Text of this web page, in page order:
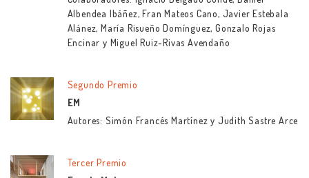
Albendea Ibáñez, Fran Mateos Cano, Javier Estebala
Alánez, María Risueño Domínguez, Gonzalo Rojas
Encinar y Miguel Ruiz-Rivas Avendaño
Segundo Premio
EM
Autores: Simón Francés Martínez y Judith Sastre Arce
Tercer Premio